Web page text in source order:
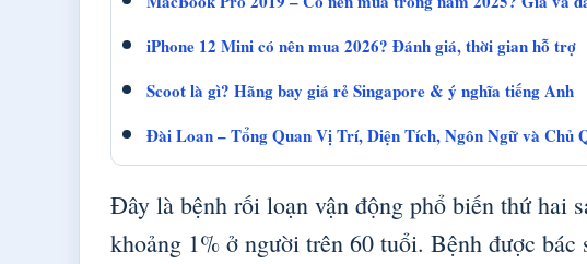
iPhone 12 Mini có nên mua 2026? Đánh giá, thời gian hỗ trợ
Scoot là gì? Hãng bay giá rẻ Singapore & ý nghĩa tiếng Anh
Đài Loan – Tổng Quan Vị Trí, Diện Tích, Ngôn Ngữ và Chủ
Đây là bệnh rối loạn vận động phổ biến thứ hai
khoảng 1% ở người trên 60 tuổi. Bệnh được